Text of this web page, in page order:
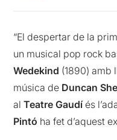
“El despertar de la
un musical pop rock
Wedekind (1890) amb
música de Duncan
alTeatre Gaudí és
Pintó ha fet d’aquest